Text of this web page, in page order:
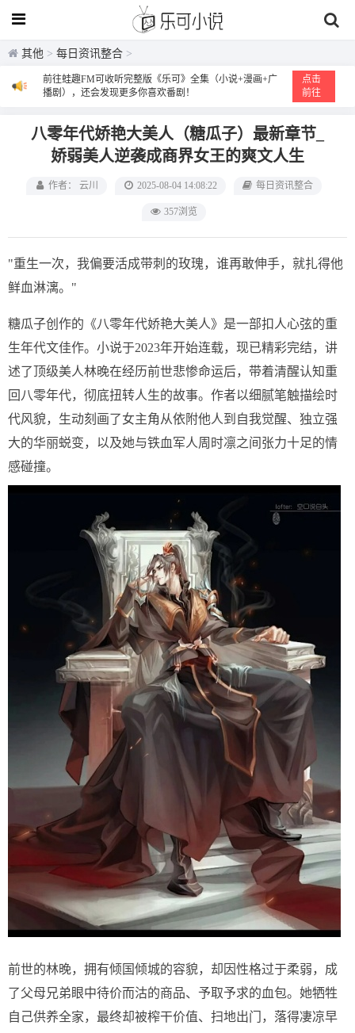
其他 > 每日资讯整合 >
前往蛙趣FM可收听完整版《乐可》全集（小说+漫画+广
播剧），还会发现更多你喜欢番剧！
点击
前往
八零年代娇艳大美人（糖瓜子）最新章节_
娇弱美人逆袭成商界女王的爽文人生
作者： 云川 2025-08-04 14:08:22 每日资讯整合
357浏览
"重生一次，我偏要活成带刺的玫瑰，谁再敢伸手，就扎得他
鲜血淋漓。"
糖瓜子创作的《八零年代娇艳大美人》是一部扣人心弦的重
生年代文佳作。小说于2023年开始连载，现已精彩完结，讲
述了顶级美人林晚在经历前世悲惨命运后，带着清醒认知重
回八零年代，彻底扭转人生的故事。作者以细腻笔触描绘时
代风貌，生动刻画了女主角从依附他人到自我觉醒、独立强
大的华丽蜕变，以及她与铁血军人周时凛之间张力十足的情
感碰撞。
前世的林晚，拥有倾国倾城的容貌，却因性格过于柔弱，成
了父母兄弟眼中待价而沽的商品、予取予求的血包。她牺牲
自己供养全家，最终却被榨干价值、扫地出门，落得凄凉早